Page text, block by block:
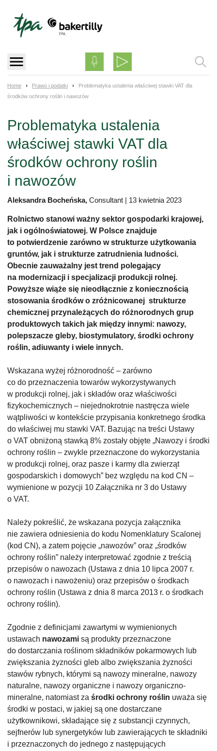
content
Home Prawo i podatki
Problematyka ustalenia właściwej stawki VAT dla
środków ochrony roślin i nawozów
Problematyka ustalenia
właściwej stawki VAT dla
środków ochrony roślin
i nawozów
Aleksandra Bocheńska, Consultant | 13 kwietnia 2023
Rolnictwo stanowi ważny sektor gospodarki krajowej,
jak i ogólnoświatowej. W Polsce znajduje
to potwierdzenie zarówno w strukturze użytkowania
gruntów, jak i strukturze zatrudnienia ludności.
Obecnie zauważalny jest trend polegający
na modernizacji i specjalizacji produkcji rolnej.
Powyższe wiąże się nieodłącznie z koniecznością
stosowania środków o zróżnicowanej strukturze
chemicznej przynależących do różnorodnych grup
produktowych takich jak między innymi: nawozy,
polepszacze gleby, biostymulatory, środki ochrony
roślin, adiuwanty i wiele innych.
Wskazana wyżej różnorodność – zarówno
co do przeznaczenia towarów wykorzystywanych
w produkcji rolnej, jak i składów oraz właściwości
fizykochemicznych – niejednokrotnie nastręcza wiele
wątpliwości w kontekście przypisania konkretnego środka
do właściwej mu stawki VAT. Bazując na treści Ustawy
o VAT obniżoną stawką 8% zostały objęte „Nawozy i środki
ochrony roślin – zwykle przeznaczone do wykorzystania
w produkcji rolnej, oraz pasze i karmy dla zwierząt
gospodarskich i domowych” bez względu na kod CN –
wymienione w pozycji 10 Załącznika nr 3 do Ustawy
o VAT.
Należy pokreślić, że wskazana pozycja załącznika
nie zawiera odniesienia do kodu Nomenklatury Scalonej
(kod CN), a zatem pojęcie „nawozów” oraz „środków
ochrony roślin” należy interpretować zgodnie z treścią
przepisów o nawozach (Ustawa z dnia 10 lipca 2007 r.
o nawozach i nawożeniu) oraz przepisów o środkach
ochrony roślin (Ustawa z dnia 8 marca 2013 r. o środkach
ochrony roślin).
Zgodnie z definicjami zawartymi w wymienionych
ustawach nawozami są produkty przeznaczone
do dostarczania roślinom składników pokarmowych lub
zwiększania żyzności gleb albo zwiększania żyzności
stawów rybnych, którymi są nawozy mineralne, nawozy
naturalne, nawozy organiczne i nawozy organiczno-
mineralne, natomiast za środki ochrony roślin uważa się
środki w postaci, w jakiej są one dostarczane
użytkownikowi, składające się z substancji czynnych,
sejfnerów lub synergetyków lub zawierających te składniki
i przeznaczonych do jednego z następujących